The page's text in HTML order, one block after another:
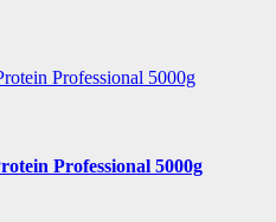
Professional 5000g